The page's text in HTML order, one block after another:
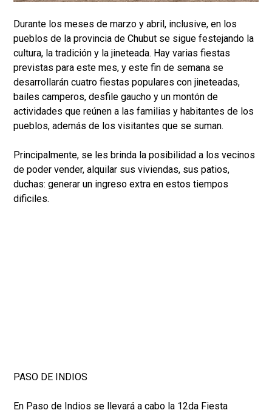
Durante los meses de marzo y abril, inclusive, en los
pueblos de la provincia de Chubut se sigue festejando la
cultura, la tradición y la jineteada. Hay varias fiestas
previstas para este mes, y este fin de semana se
desarrollarán cuatro fiestas populares con jineteadas,
bailes camperos, desfile gaucho y un montón de
actividades que reúnen a las familias y habitantes de los
pueblos, además de los visitantes que se suman.
Principalmente, se les brinda la posibilidad a los vecinos
de poder vender, alquilar sus viviendas, sus patios,
duchas: generar un ingreso extra en estos tiempos
dificiles.
PASO DE INDIOS
En Paso de Indios se llevará a cabo la 12da Fiesta